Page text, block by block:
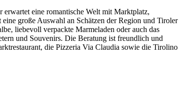
eine romantische Welt mit Marktplatz,
große Auswahl an Schätzen der Region und Tiroler
liebevoll verpackte Marmeladen oder auch das
und Souvenirs. Die Beratung ist freundlich und
die Pizzeria Via Claudia sowie die Tirolino